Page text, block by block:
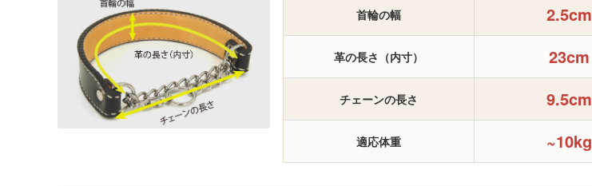
首輪の幅 2.5cm
革の長さ（内寸） 23cm
チェーンの長さ 9.5cm
適応体重 ~10kg